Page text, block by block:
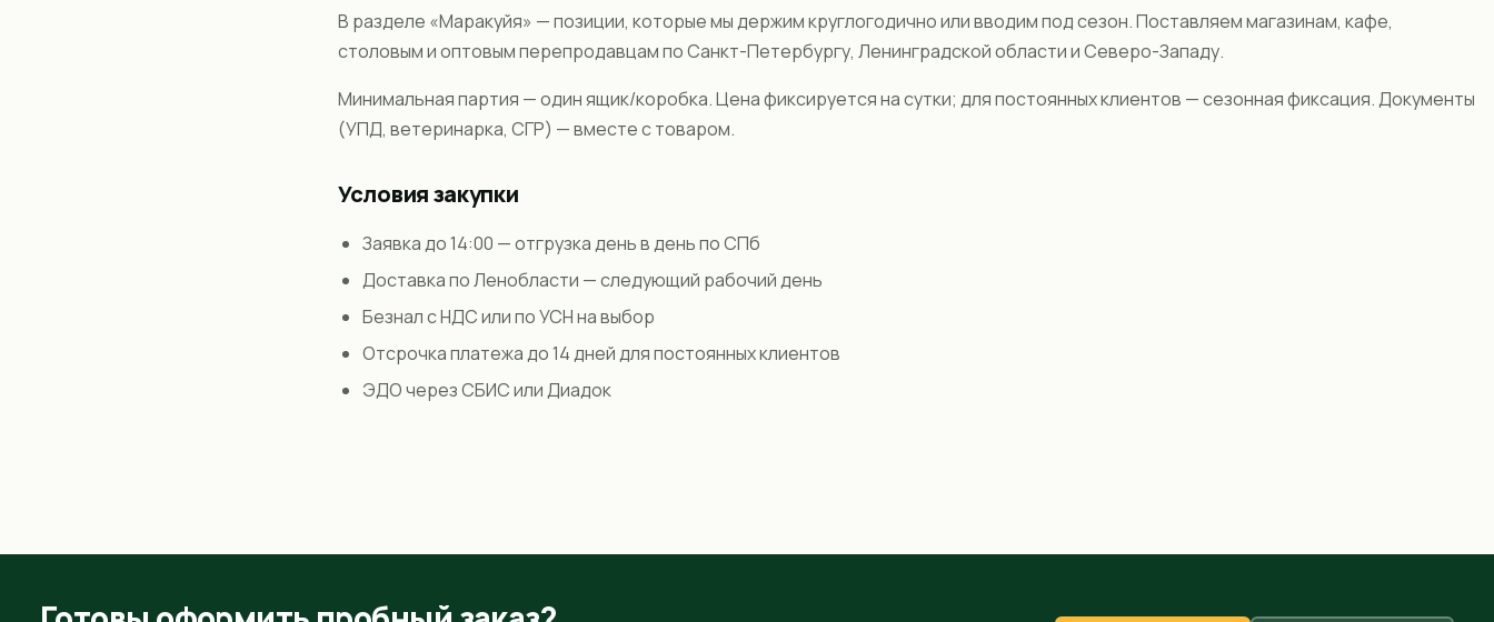
В разделе «Маракуйя» — позиции, которые мы держим круглогодично или вводим под сезон. Поставляем магазинам, кафе,
столовым и оптовым перепродавцам по Санкт-Петербургу, Ленинградской области и Северо-Западу.
Минимальная партия —один ящик/коробка. Цена фиксируется на сутки; для постоянных клиентов — сезонная фиксация. Документы
(УПД, ветеринарка, СГР) — вместе с товаром.
Условия закупки
Заявка до 14:00 — отгрузка день в день по СПб
Доставка по Ленобласти — следующий рабочий день
Безнал с НДС или по УСН на выбор
Отсрочка платежа до 14 дней для постоянных клиентов
ЭДО через СБИС или Диадок